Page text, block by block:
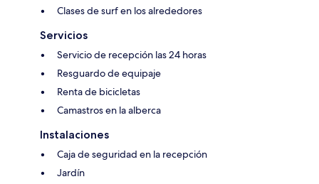
Clases de surf en los alrededores
Servicios
Servicio de recepción las 24 horas
Resguardo de equipaje
Renta de bicicletas
Camastros en la alberca
Instalaciones
Caja de seguridad en la recepción
Jardín